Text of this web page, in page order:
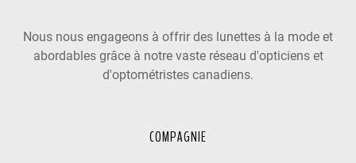
Nous nous engageons à offrir des lunettes à la mode et
abordables grâce à notre vaste réseau d'opticiens et
d'optométristes canadiens.
COMPAGNIE